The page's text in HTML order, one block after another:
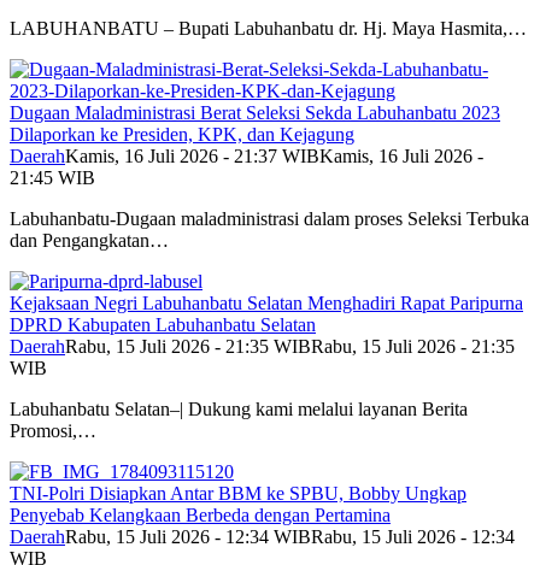
LABUHANBATU – Bupati Labuhanbatu dr. Hj. Maya Hasmita,…
Dugaan Maladministrasi Berat Seleksi Sekda Labuhanbatu 2023
Dilaporkan ke Presiden, KPK, dan Kejagung
DaerahKamis, 16 Juli 2026 - 21:37 WIBKamis, 16 Juli 2026 -
21:45 WIB
Labuhanbatu-Dugaan maladministrasi dalam proses Seleksi Terbuka
dan Pengangkatan…
Kejaksaan Negri Labuhanbatu Selatan Menghadiri Rapat Paripurna
DPRD Kabupaten Labuhanbatu Selatan
DaerahRabu, 15 Juli 2026 - 21:35 WIBRabu, 15 Juli 2026 - 21:35
WIB
Labuhanbatu Selatan–| Dukung kami melalui layanan Berita
Promosi,…
TNI-Polri Disiapkan Antar BBM ke SPBU, Bobby Ungkap
Penyebab Kelangkaan Berbeda dengan Pertamina
DaerahRabu, 15 Juli 2026 - 12:34 WIBRabu, 15 Juli 2026 - 12:34
WIB